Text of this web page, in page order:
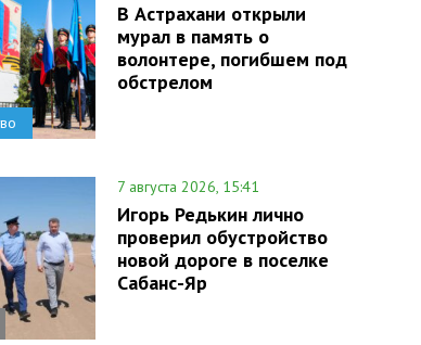
В Астрахани открыли
мурал в память о
волонтере, погибшем под
обстрелом
7 августа 2026, 15:41
Игорь Редькин лично
проверил обустройство
новой дороге в поселке
Сабанс-Яр